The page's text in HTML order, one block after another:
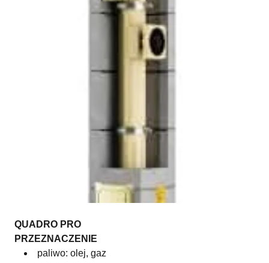
QUADRO PRO
PRZEZNACZENIE
paliwo: olej, gaz